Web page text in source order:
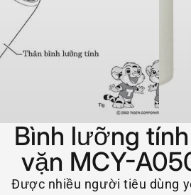
Bình lưỡng
vặn MCY-
Được nhiều người tiêu dùng